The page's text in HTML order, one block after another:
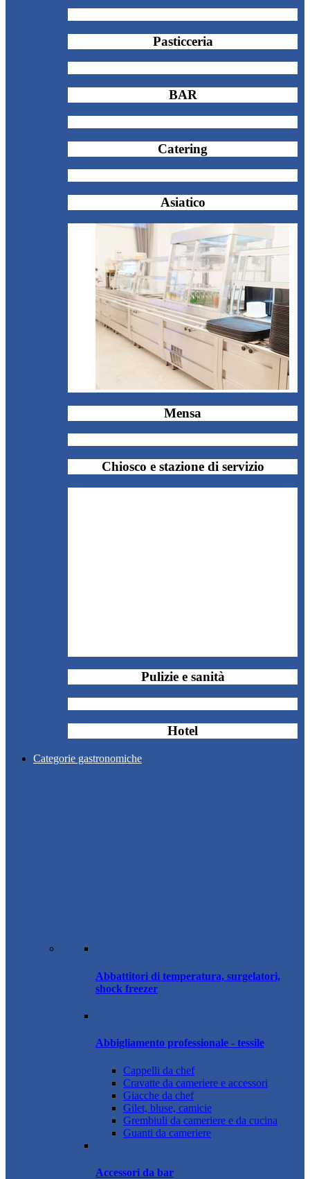
Pasticceria
BAR
Catering
Asiatico
Mensa
Chiosco e stazione di servizio
Pulizie e sanità
Hotel
Categorie gastronomiche
Abbattitori di temperatura, surgelatori,
shock freezer
Abbigliamento professionale - tessile
Cappelli da chef
Cravatte da cameriere e accessori
Giacche da chef
Gilet, bluse, camicie
Grembiuli da cameriere e da cucina
Guanti da cameriere
Accessori da bar